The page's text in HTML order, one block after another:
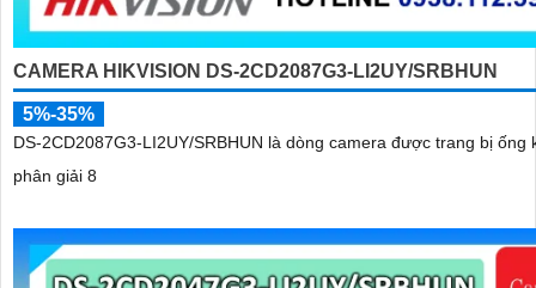
CAMERA HIKVISION DS-2CD2087G3-LI2UY/SRBHUN
5%-35%
DS-2CD2087G3-LI2UY/SRBHUN là dòng camera được trang bị ống
phân giải 8